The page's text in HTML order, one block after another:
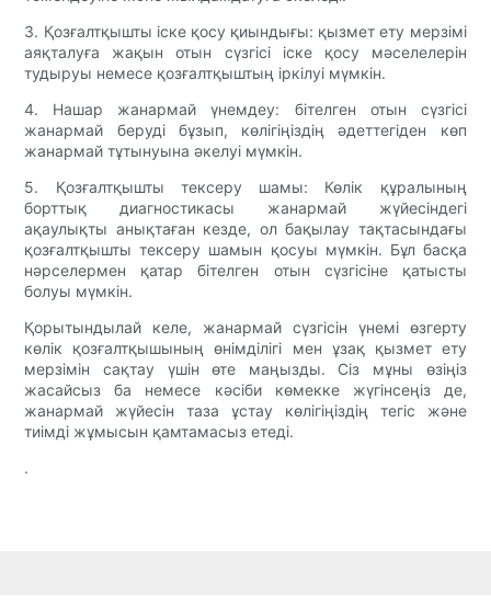
3. Қозғалтқышты іске қосу қиындығы: қызмет ету мерзімі
аяқталуға жақын отын сүзгісі іске қосу мәселелерін
тудыруы немесе қозғалтқыштың іркілуі мүмкін.
4. Нашар жанармай үнемдеу: бітелген отын сүзгісі
жанармай беруді бұзып, көлігіңіздің әдеттегіден көп
жанармай тұтынуына әкелуі мүмкін.
5. Қозғалтқышты тексеру шамы: Көлік құралының
борттық диагностикасы жанармай жүйесіндегі
ақаулықты анықтаған кезде, ол бақылау тақтасындағы
қозғалтқышты тексеру шамын қосуы мүмкін. Бұл басқа
нәрселермен қатар бітелген отын сүзгісіне қатысты
болуы мүмкін.
Қорытындылай келе, жанармай сүзгісін үнемі өзгерту
көлік қозғалтқышының өнімділігі мен ұзақ қызмет ету
мерзімін сақтау үшін өте маңызды. Сіз мұны өзіңіз
жасайсыз ба немесе кәсіби көмекке жүгінсеңіз де,
жанармай жүйесін таза ұстау көлігіңіздің тегіс және
тиімді жұмысын қамтамасыз етеді.
.